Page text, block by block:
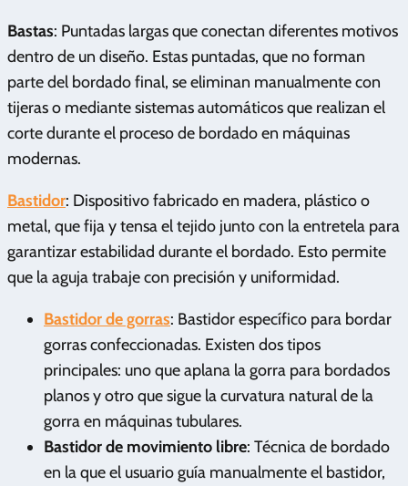
Bastas: Puntadas largas que conectan diferentes motivos
dentro de un diseño. Estas puntadas, que no forman
parte del bordado final, se eliminan manualmente con
tijeras o mediante sistemas automáticos que realizan el
corte durante el proceso de bordado en máquinas
modernas.
Bastidor: Dispositivo fabricado en madera, plástico o
metal, que fija y tensa el tejido junto con la entretela para
garantizar estabilidad durante el bordado. Esto permite
que la aguja trabaje con precisión y uniformidad.
Bastidor de gorras: Bastidor específico para bordar
gorras confeccionadas. Existen dos tipos
principales: uno que aplana la gorra para bordados
planos y otro que sigue la curvatura natural de la
gorra en máquinas tubulares.
Bastidor de movimiento libre: Técnica de bordado
en la que el usuario guía manualmente el bastidor,